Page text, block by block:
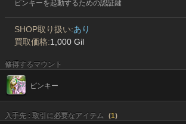
ピンキーを起動するための認証鍵
SHOP取り扱い:あり
買取価格:1,000 Gil
修得するマウント
ピンキー
入手先 : 取引に必要なアイテム (1)